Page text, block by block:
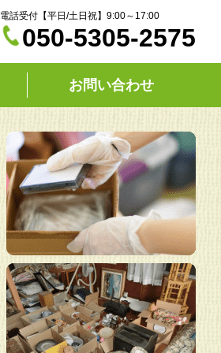
電話受付【平日/土日祝】9:00～17:00
050-5305-2575
お問い合わせ